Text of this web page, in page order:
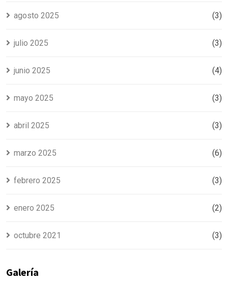
agosto 2025 (3)
julio 2025 (3)
junio 2025 (4)
mayo 2025 (3)
abril 2025 (3)
marzo 2025 (6)
febrero 2025 (3)
enero 2025 (2)
octubre 2021 (3)
Galería